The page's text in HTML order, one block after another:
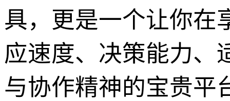
具，更是一个让你在
应速度、决策能力、
与协作精神的宝贵平